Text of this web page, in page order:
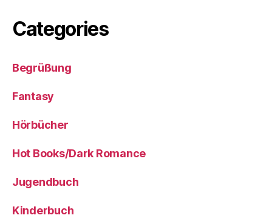
Categories
Begrüßung
Fantasy
Hörbücher
Hot Books/Dark Romance
Jugendbuch
Kinderbuch